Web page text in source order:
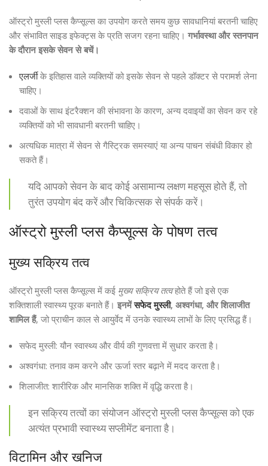
ऑस्ट्रो मुस्ली प्लस कैप्सूल्स का उपयोग करते समय कुछ सावधानियां बरतनी चाहिए
और संभावित साइड इफेक्ट्स के प्रति सजग रहना चाहिए। गर्भावस्था और स्तनपान
के दौरान इसके सेवन से बचें।
एलर्जीके इतिहास वाले व्यक्तियों को इसके सेवन से पहले डॉक्टर से परामर्श लेना
चाहिए।
दवाओं के साथ इंटरैक्शन की संभावना के कारण, अन्य दवाइयों का सेवन कर रहे
व्यक्तियों को भी सावधानी बरतनी चाहिए।
अत्यधिक मात्रा में सेवन से गैस्ट्रिक समस्याएं या अन्य पाचन संबंधी विकार हो
सकते हैं।
यदि आपको सेवन के बाद कोई असामान्य लक्षण महसूस होते हैं, तो
तुरंत उपयोग बंद करें और चिकित्सक से संपर्क करें।
ऑस्ट्रो मुस्ली प्लस कैप्सूल्स के पोषण तत्व
मुख्य सक्रिय तत्व
ऑस्ट्रो मुस्ली प्लस कैप्सूल्स में कई मुख्य सक्रिय तत्वहोते हैं जो इसे एक
शक्तिशाली स्वास्थ्य पूरक बनाते हैं। इनमेंसफेद मुस्ली, अश्वगंधा, और शिलाजीत
शामिल हैं, जो प्राचीन काल से आयुर्वेद में उनके स्वास्थ्य लाभों के लिए प्रसिद्ध हैं।
सफेद मुस्ली: यौन स्वास्थ्य और वीर्य की गुणवत्ता में सुधार करता है।
अश्वगंधा: तनाव कम करने और ऊर्जा स्तर बढ़ाने में मदद करता है।
शिलाजीत: शारीरिक और मानसिक शक्ति में वृद्धि करता है।
इन सक्रिय तत्वों का संयोजन ऑस्ट्रो मुस्ली प्लस कैप्सूल्स को एक
अत्यंत प्रभावी स्वास्थ्य सप्लीमेंट बनाता है।
विटामिन और खनिज